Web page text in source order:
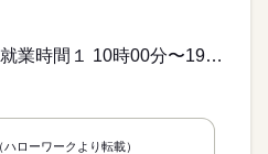
フレックスタイム制 就業時間１ 10時00分〜19時00分 就業時間に関する特記事項 （１）標準労働時間
（ハローワークより転載）